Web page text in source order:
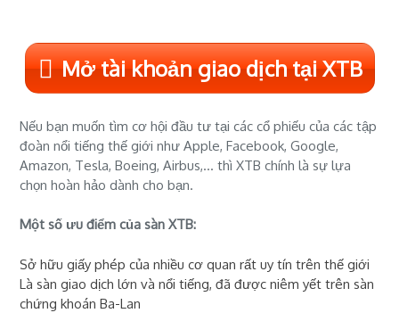
Mở tài khoản giao dịch tại XTB
Nếu bạn muốn tìm cơ hội đầu tư tại các cổ phiếu của các tập
đoàn nổi tiếng thế giới như Apple, Facebook, Google,
Amazon, Tesla, Boeing, Airbus,... thì XTB chính là sự lựa
chọn hoàn hảo dành cho bạn.
Một số ưu điểm của sàn XTB:
Sở hữu giấy phép của nhiều cơ quan rất uy tín trên thế giới
Là sàn giao dịch lớn và nổi tiếng, đã được niêm yết trên sàn
chứng khoán Ba-Lan